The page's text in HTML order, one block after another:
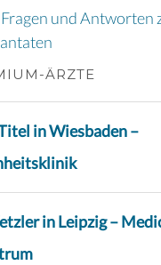
und Antworten
ÄRZTE
in Wiesbaden –
in Leipzig –